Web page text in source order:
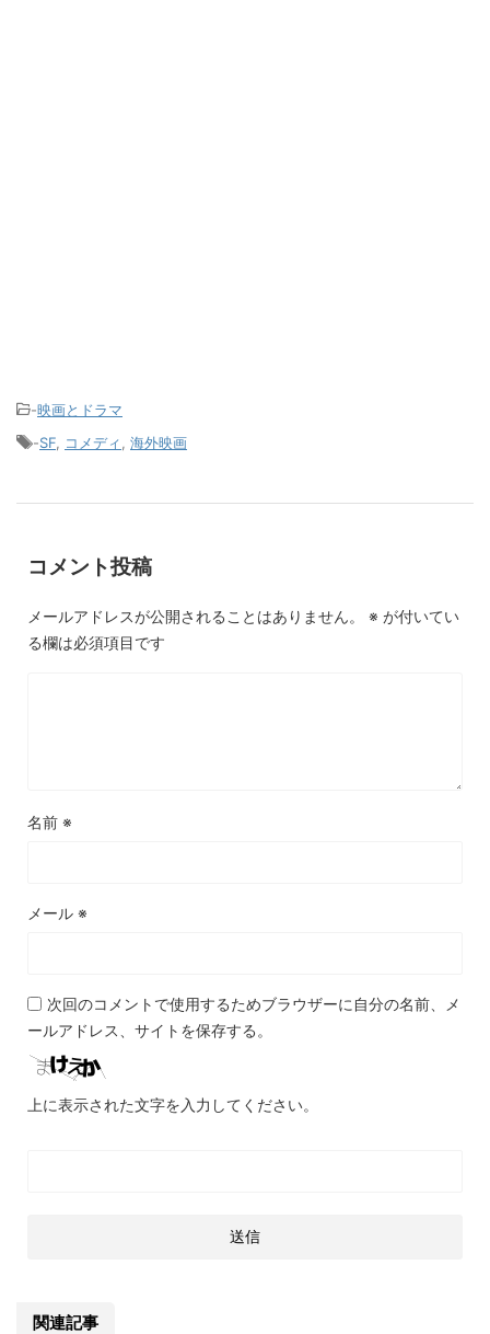
-映画とドラマ
-SF, コメディ, 海外映画
コメント投稿
メールアドレスが公開されることはありません。 ※ が付いてい
る欄は必須項目です
名前 ※
メール ※
次回のコメントで使用するためブラウザーに自分の名前、メ
ールアドレス、サイトを保存する。
上に表示された文字を入力してください。
関連記事